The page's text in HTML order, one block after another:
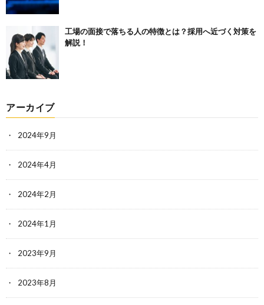
工場の面接で落ちる人の特徴とは？採用へ近づく対策を
解説！
アーカイブ
2024年9月
2024年4月
2024年2月
2024年1月
2023年9月
2023年8月